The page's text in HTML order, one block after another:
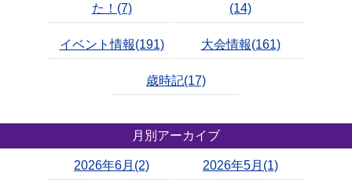
た！(7)
(14)
イベント情報(191) 大会情報(161)
歳時記(17)
月別アーカイブ
2026年6月(2) 2026年5月(1)